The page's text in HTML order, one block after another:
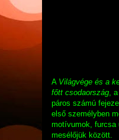
A Világvége és a
főtt csodaország ,
páros számú
első személyben
motívumok, furcsa
mesélőjük között.